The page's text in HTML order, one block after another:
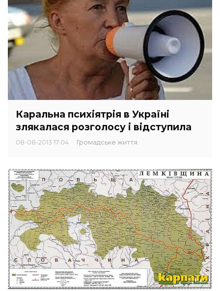
Каральна психіятрія в Україні
злякалася розголосу і відступила
08-08-2013 17:04 Громадське життя